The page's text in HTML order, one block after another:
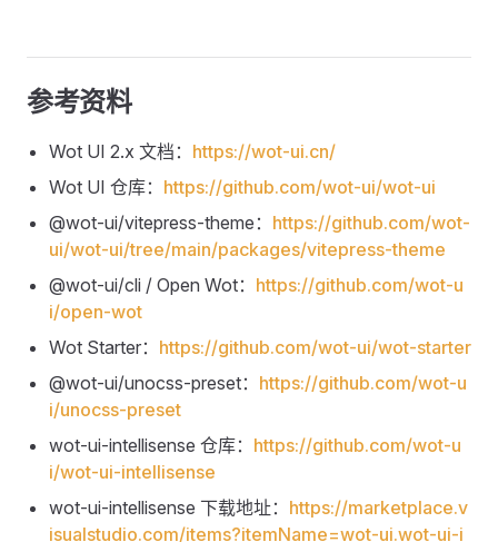
参考资料
Wot UI 2.x 文档： https://wot-ui.cn/
Wot UI 仓库： https://github.com/wot-ui/wot-ui
@wot-ui/vitepress-theme： https://github.com/wot-
ui/wot-ui/tree/main/packages/vitepress-theme
@wot-ui/cli / Open Wot： https://github.com/wot-u
i/open-wot
Wot Starter： https://github.com/wot-ui/wot-starter
@wot-ui/unocss-preset： https://github.com/wot-u
i/unocss-preset
wot-ui-intellisense 仓库： https://github.com/wot-u
i/wot-ui-intellisense
wot-ui-intellisense 下载地址： https://marketplace.v
isualstudio.com/items?itemName=wot-ui.wot-ui-i